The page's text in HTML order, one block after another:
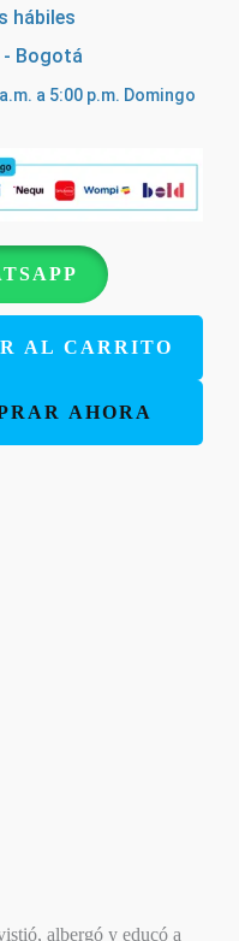
hábiles
- Bogotá
a 5:00 p.m. Domingo
AL CARRITO
AHORA
albergó y educó a